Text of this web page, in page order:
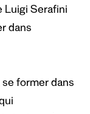
Luigi Serafini
dans
former dans